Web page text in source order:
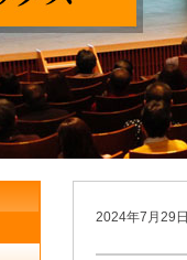
2024年7月29日